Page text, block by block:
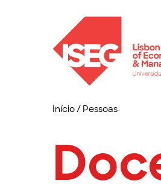
Início/ Pessoas